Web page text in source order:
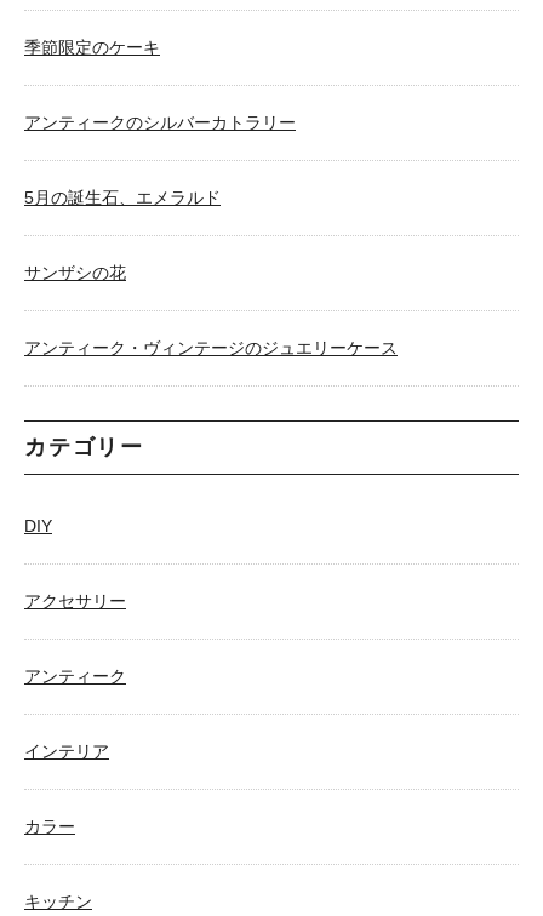
季節限定のケーキ
アンティークのシルバーカトラリー
5月の誕生石、エメラルド
サンザシの花
アンティーク・ヴィンテージのジュエリーケース
カテゴリー
DIY
アクセサリー
アンティーク
インテリア
カラー
キッチン